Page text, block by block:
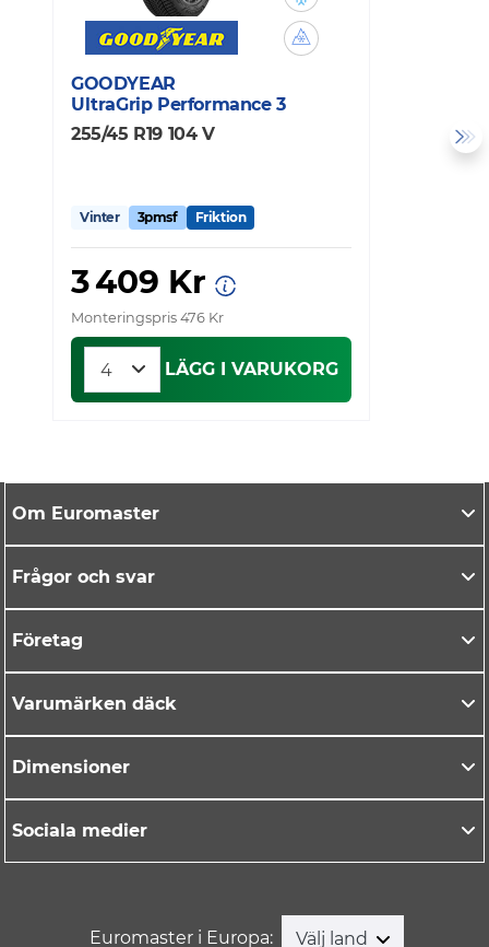
GOODYEAR
UltraGrip Performance 3
255/45 R19 104 V
Vinter 3pmsf Friktion
3 409 Kr
Monteringspris 476 Kr
LÄGG I VARUKORG
Om Euromaster
Frågor och svar
Företag
Varumärken däck
Dimensioner
Sociala medier
Euromaster i Europa: Välj land